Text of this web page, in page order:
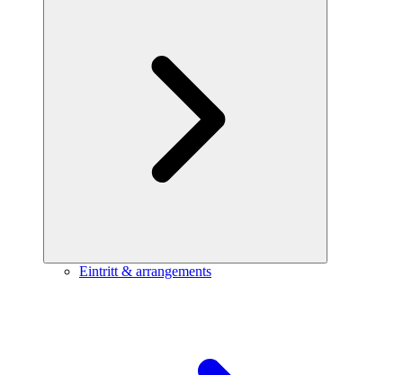
Eintritt & arrangements